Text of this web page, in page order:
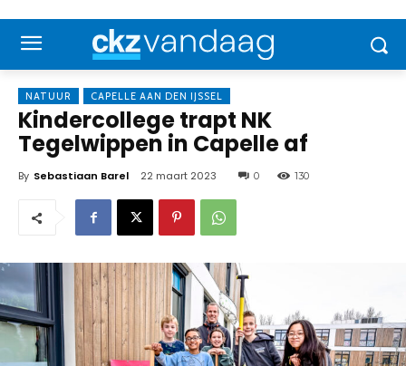
NATUUR CAPELLE AAN DEN IJSSEL
Kindercollege trapt NK
Tegelwippen in Capelle af
By Sebastiaan Barel 22 maart 2023 0 130